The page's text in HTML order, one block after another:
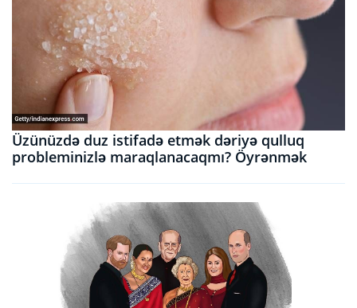
Üzünüzdə duz istifadə etmək dəriyə qulluq
probleminizlə maraqlanacaqmı? Öyrənmək